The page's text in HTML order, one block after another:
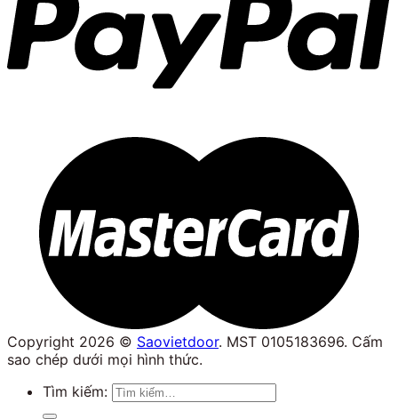
Copyright 2026 © Saovietdoor. MST 0105183696. Cấm
sao chép dưới mọi hình thức.
Tìm kiếm: